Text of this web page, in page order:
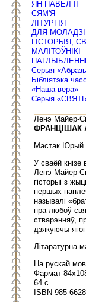
ЯН ПАВЕЛ ІІ
СЯМ'Я
ЛІТУРГІЯ
ДЛЯ МОЛАДЗІ
ГІСТОРЫЯ,
МАЛІТОЎНІКІ
Серыя
Бібліятэка
«Наша вера»
Серыя
Ленэ Майер-
ФРАНЦІШАК
Мастак Юрый
У сваёй кнізе
Ленэ Майер-
гісторыі з
першых
называлі
пра любоў
стварэнняў,
дзякуючы
Літаратурна-
На рускай
Фармат
64 с.
ISBN 985-